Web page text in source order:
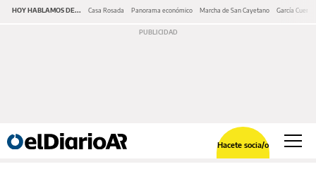
HOY HABLAMOS DE... Casa Rosada Panorama económico Marcha de San Cayetano García Cuerva
Hacete socia/o